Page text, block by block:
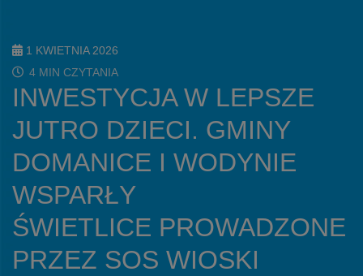
1 KWIETNIA 2026
4 MIN CZYTANIA
INWESTYCJA W LEPSZE
JUTRO DZIECI. GMINY
DOMANICE I WODYNIE
WSPARŁY
ŚWIETLICE PROWADZONE
PRZEZ SOS WIOSKI